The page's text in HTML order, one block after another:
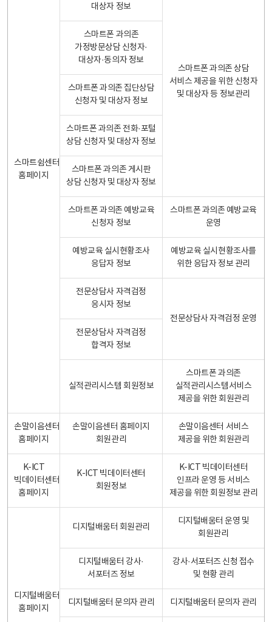
스마트쉼센터
홈페이지
대상자 정보
스마트폰 과의존 상담
서비스 제공을 위한 신청자
및 대상자 등 정보관리
스마트폰 과의존
가정방문상담 신청자·
대상자·동의자 정보
스마트폰 과의존 집단상담
신청자 및 대상자 정보
스마트폰 과의존 전화·포털
상담 신청자 및 대상자 정보
스마트폰 과의존 게시판
상담 신청자 및 대상자 정보
스마트폰 과의존 예방교육
신청자 정보
스마트폰 과의존 예방교육
운영
예방교육 실시현황조사
응답자 정보
예방교육 실시현황조사를
위한 응답자 정보 관리
전문상담사 자격검정
응시자 정보
전문상담사 자격검정 운영
전문상담사 자격검정
합격자 정보
실적관리시스템 회원정보
스마트폰 과의존
실적관리시스템서비스
제공을 위한 회원관리
손말이음센터
홈페이지
손말이음센터 홈페이지
회원관리
손말이음센터 서비스
제공을 위한 회원관리
K-ICT
빅데이터센터
홈페이지
K-ICT 빅데이터센터
회원정보
K-ICT 빅데이터센터
인프라 운영 등 서비스
제공을 위한 회원정보 관리
디지털배움터
홈페이지
디지털배움터 회원관리
디지털배움터 운영 및
회원관리
디지털배움터 강사·
서포터즈 정보
강사·서포터즈 신청 접수
및 현황 관리
디지털배움터 문의자 관리 디지털배움터 문의자 관리